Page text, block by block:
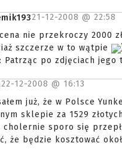
21-12-2008 @ 22:58
nie przekroczy 2000
szczerze w to wątpie
Patrząc po zdjęciach jego
22-12-2008 @ 16:13
już, że w Polsce
sklepie za 1529
cholernie sporo się
że będzie kosztować